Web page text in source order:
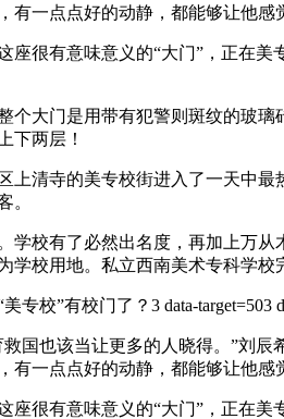
有一点点好的动静，都能够让他感
很有意味意义的“大门”，正在美
大门是用带有犯警则斑纹的玻璃
下两层！
清寺的美专校街进入了一天中最
。
校有了必然出名度，再加上万从
学校用地。私立西南美术专科学
校”有校门了？3 data-target=503
也该当让更多的人晓得。”刘辰
有一点点好的动静，都能够让他感
很有意味意义的“大门”，正在美